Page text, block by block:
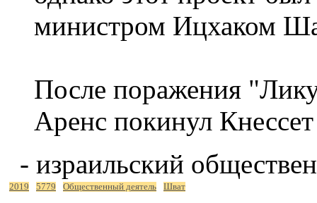
министром Ицхаком
После поражения
Аренс покинул
- израильский
2019 5779 Общественный деятель Шват